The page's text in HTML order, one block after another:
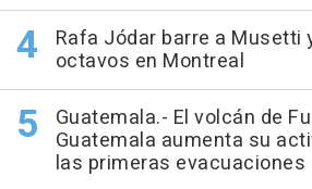
Rafa Jódar barre a Musetti
octavos en Montreal
Guatemala.- El volcán de
Guatemala aumenta su
las primeras evacuaciones